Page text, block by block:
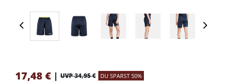
17,48 € | UVP 34,95 € DU SPARST 50%